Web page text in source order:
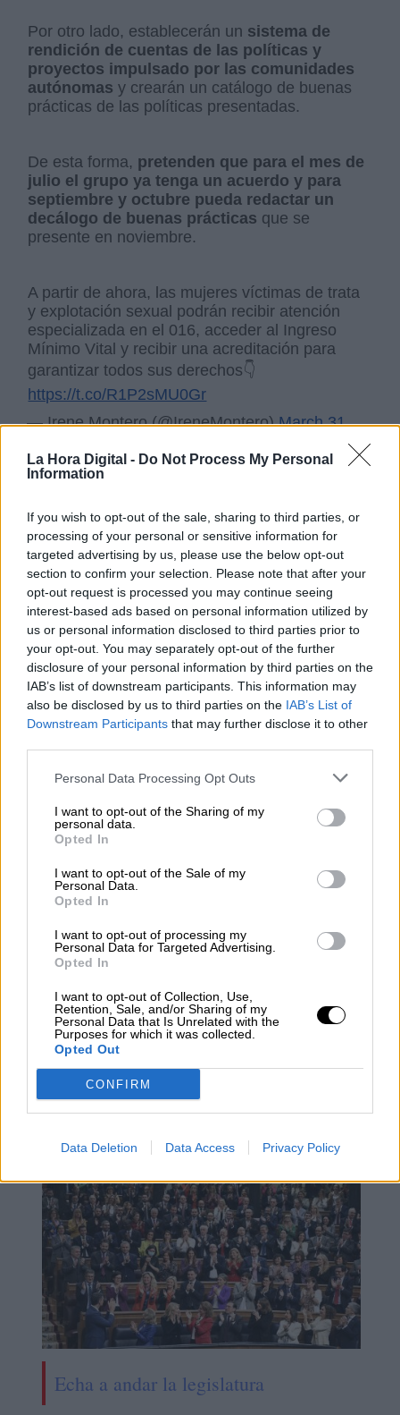
La Hora Digital - Do Not Process My Personal
Information
If you wish to opt-out of the sale, sharing to third parties, or
processing of your personal or sensitive information for
targeted advertising by us, please use the below opt-out
section to confirm your selection. Please note that after your
opt-out request is processed you may continue seeing
interest-based ads based on personal information utilized by
us or personal information disclosed to third parties prior to
your opt-out. You may separately opt-out of the further
disclosure of your personal information by third parties on the
IAB’s list of downstream participants. This information may
also be disclosed by us to third parties on the IAB’s List of
Downstream Participants that may further disclose it to other
Personal Data Processing Opt Outs
I want to opt-out of the Sharing of my
personal data.
Opted In
I want to opt-out of the Sale of my
Personal Data.
Opted In
I want to opt-out of processing my
Personal Data for Targeted Advertising.
Opted In
I want to opt-out of Collection, Use,
Retention, Sale, and/or Sharing of my
Personal Data that Is Unrelated with the
Purposes for which it was collected.
Opted Out
CONFIRM
Data Deletion Data Access Privacy Policy
Por otro lado, establecerán un sistema de
rendición de cuentas de las políticas y
proyectos impulsado por las comunidades
autónomas y crearán un catálogo de buenas
prácticas de las políticas presentadas.
De esta forma, pretenden que para el mes de
julio el grupo ya tenga un acuerdo y para
septiembre y octubre pueda redactar un
decálogo de buenas prácticas que se
presente en noviembre.
A partir de ahora, las mujeres víctimas de trata
y explotación sexual podrán recibir atención
especializada en el 016, acceder al Ingreso
Mínimo Vital y recibir una acreditación para
garantizar todos sus derechos👇
https://t.co/R1P2sMU0Gr
— Irene Montero (@IreneMontero)March 31,
tema deUcrania, en cuanto a las medidas de
coordinación y actuación con las personas
recién llegadas para garantizar la protección
y los derechos de las víctimas ucranianas de
trata y explotación sexual.
Una de las medidas incluidas en el decreto
aprobado el martes en el Consejo de Ministros,
calificada por Rodríguez como "revolucionaria",
permitirá a las mujeres sometidas a la trata y
explotación sexual el ser acreditadas como
016 atiende a las posibles víctimas de trata
también en ucraniano.
La secretaria de Estado de Igualdad,
relación con el anteproyecto de la ley trans,
en el Día de la Visibilidad Trans, ha criticado
el retrasoque llevan los órganos consultivos
para emitir sus informes sobre el texto que
considerado enfermo.
Igualdad Feminismo
Gobierno
Comunidades Autonómas
Violencia Machista
Violencia de género
Echa a andar la legislatura